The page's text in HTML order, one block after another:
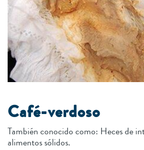
Café-verdoso
También conocido como: Heces de
alimentos sólidos.